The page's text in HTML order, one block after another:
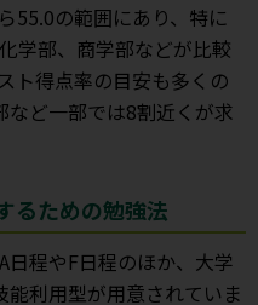
55.0の範囲にあり、特に
学部、商学部などが比較
ト得点率の目安も多くの
ど一部では8割近くが求
るための勉強法
日程やF日程のほか、大学
利用型が用意されていま